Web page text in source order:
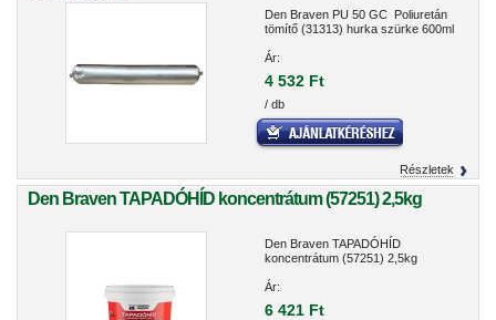
Den Braven PU 50 GC Poliuretán
tömítő (31313) hurka szürke 600ml
Ár:
4 532 Ft
/ db
Részletek
Den Braven TAPADÓHÍD koncentrátum (57251) 2,5kg
Den Braven TAPADÓHÍD
koncentrátum (57251) 2,5kg
Ár:
6 421 Ft